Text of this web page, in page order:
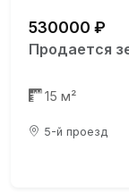
530000 ₽
Продается
15 м²
5-й проезд